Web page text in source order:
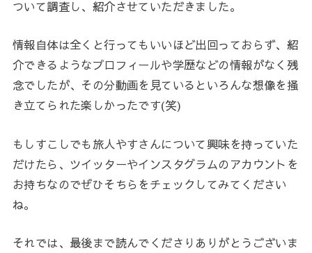
ついて調査し、紹介させていただきました。
情報自体は全くと行ってもいいほど出回っておらず、紹
介できるようなプロフィールや学歴などの情報がなく残
念でしたが、その分動画を見ているといろんな想像を掻
き立てられた楽しかったです(笑)
もしすこしでも旅人やすさんについて興味を持っていた
だけたら、ツイッターやインスタグラムのアカウントを
お持ちなのでぜひそちらをチェックしてみてください
ね。
それでは、最後まで読んでくださりありがとうございま